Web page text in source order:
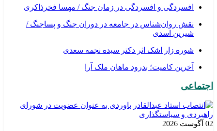
افسردگی و افسردگی در زمان جنگ / مهسا فخرذاکری
نقش روان‌شناس در جامعه در دوران جنگ و پساجنگ /
شیرین اسدی
شوره زار اشک اثر دکتر سیده نجمه سعدی
​آخرین کامیت؛ بدرود ماهان ملک آرا
اجتماعی
02 آگوست 2026